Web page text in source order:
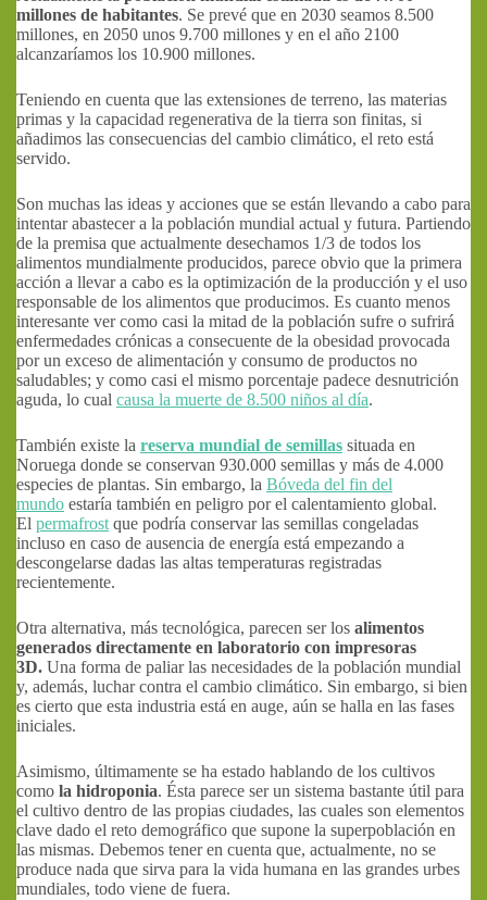
millones de habitantes. Se prevé que en 2030 seamos 8.500
millones, en 2050 unos 9.700 millones y en el año 2100
alcanzaríamos los 10.900 millones.
Teniendo en cuenta que las extensiones de terreno, las materias
primas y la capacidad regenerativa de la tierra son finitas, si
añadimos las consecuencias del cambio climático, el reto está
servido.
Son muchas las ideas y acciones que se están llevando a cabo para
intentar abastecer a la población mundial actual y futura. Partiendo
de la premisa que actualmente desechamos 1/3 de todos los
alimentos mundialmente producidos, parece obvio que la primera
acción a llevar a cabo es la optimización de la producción y el uso
responsable de los alimentos que producimos. Es cuanto menos
interesante ver como casi la mitad de la población sufre o sufrirá
enfermedades crónicas a consecuente de la obesidad provocada
por un exceso de alimentación y consumo de productos no
saludables; y como casi el mismo porcentaje padece desnutrición
aguda, lo cual causa la muerte de 8.500 niños al día.
También existe la reserva mundial de semillas situada en
Noruega donde se conservan 930.000 semillas y más de 4.000
especies de plantas. Sin embargo, la Bóveda del fin del
mundo estaría también en peligro por el calentamiento global.
El permafrost que podría conservar las semillas congeladas
incluso en caso de ausencia de energía está empezando a
descongelarse dadas las altas temperaturas registradas
recientemente.
Otra alternativa, más tecnológica, parecen ser los alimentos
generados directamente en laboratorio con impresoras
3D. Una forma de paliar las necesidades de la población mundial
y, además, luchar contra el cambio climático. Sin embargo, si bien
es cierto que esta industria está en auge, aún se halla en las fases
iniciales.
Asimismo, últimamente se ha estado hablando de los cultivos
como la hidroponia. Ésta parece ser un sistema bastante útil para
el cultivo dentro de las propias ciudades, las cuales son elementos
clave dado el reto demográfico que supone la superpoblación en
las mismas. Debemos tener en cuenta que, actualmente, no se
produce nada que sirva para la vida humana en las grandes urbes
mundiales, todo viene de fuera.